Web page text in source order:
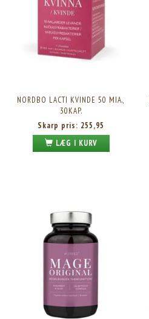
NORDBO LACTI KVINDE 50 MIA.,
30KAP.
Skarp pris: 255,95
LÆG I KURV